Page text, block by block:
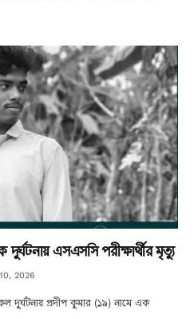
এসএসসি পরীক্ষার্থীর মৃত্যু
2026
দুর্ঘটনায় প্রদীপ কুমার (১৯) নামে এক